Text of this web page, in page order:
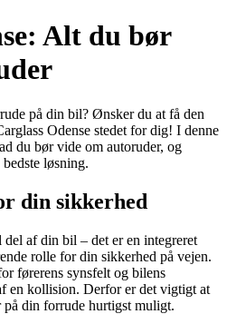
Alt du bør
på din bil? Ønsker du at få den
Odense stedet for dig! I denne
du bør vide om autoruder, og
løsning.
din sikkerhed
af din bil – det er en integreret
rolle for din sikkerhed på vejen.
førerens synsfelt og bilens
en kollision. Derfor er det vigtigt at
på din forrude hurtigst muligt.